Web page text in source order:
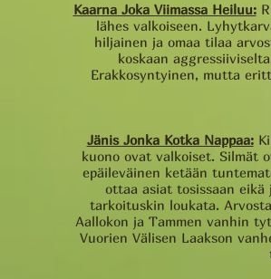
Kaarna Joka Viimassa Heiluu:
lähes valkoiseen.
hiljainen ja omaa tilaa
koskaan
Erakkosyntyinen, mutta
Jänis Jonka Kotka Nappaa:
kuono ovat valkoiset. Silmät
epäileväinen ketään
ottaa asiat tosissaan
tarkoituskin loukata.
Aallokon ja Tammen vanhin
Vuorien Välisen Laakson